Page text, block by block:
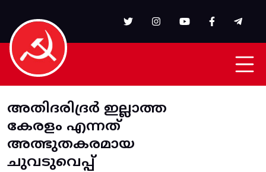
അതിദരിദ്രർ ഇല്ലാത്ത
കേരളം എന്നത്
അത്ഭുതകരമായ
ചുവടുവെപ്പ്